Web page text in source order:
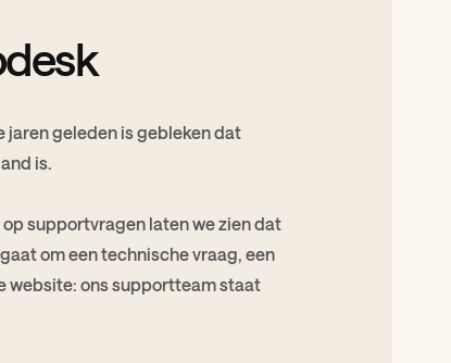
jaren geleden is gebleken dat
is.
supportvragen laten we zien dat
om een technische vraag, een
website: ons supportteam staat